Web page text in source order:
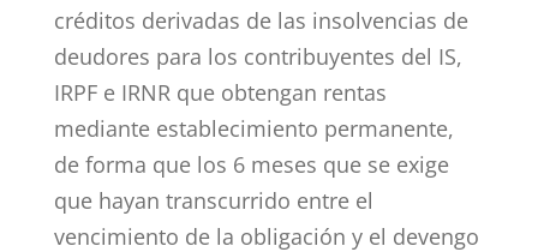
créditos derivadas de las insolvencias de
deudores para los contribuyentes del IS,
IRPF e IRNR que obtengan rentas
mediante establecimiento permanente,
de forma que los 6 meses que se exige
que hayan transcurrido entre el
vencimiento de la obligación y el devengo